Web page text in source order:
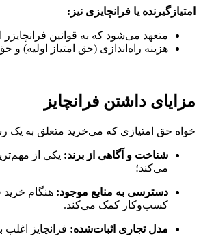
امتیازگیرنده یا فرانچایزی نیز:
متعهد می‌شود که به قوانین
هزینه راه‌اندازی (حق امتیاز اولیه) و
مزایای داشتن فرانچایز
خواه حق امتیازی که می‌خرید متعلق به یک
شناخت و آگاهی از برند: یکی از
می‌کند؛
دسترسی به منابع موجود: هنگام خرید
کسب‌وکار کمک می‌کند.
مدل تجاری اثبات‌شده: فرانچایز